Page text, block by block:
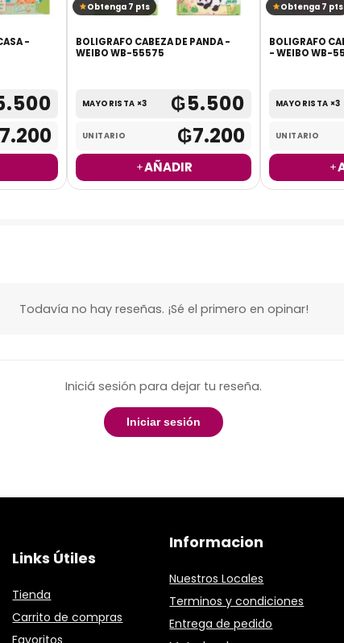
-
7.200
Obtenga 7 pts
BOLIGRAFO CABEZA DE PANDA -
WEIBO WB-55575
MAYORISTA ×3 ₲5.500
UNITARIO ₲7.200
AÑADIR
Obtenga 7 pts
BOLIGRAFO
- WEIBO WB-
MAYORISTA ×3
UNITARIO
Todavía no hay reseñas. ¡Sé el primero en opinar!
Iniciá sesión para dejar tu reseña.
Iniciar sesión
Links Útiles
Tienda
Carrito de compras
Favoritos
Informacion
Nuestros Locales
Terminos y condiciones
Entrega de pedido